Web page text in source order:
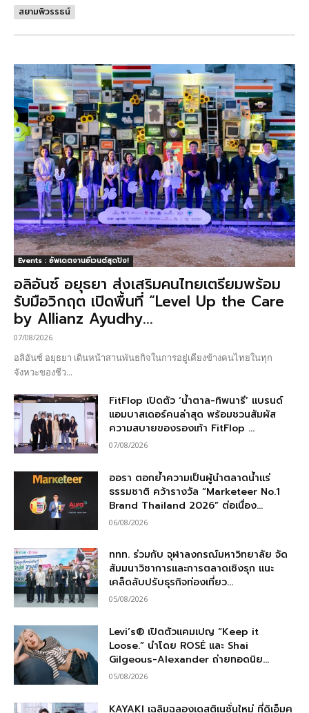
สยามพิวรรธน์
Events : อัพเดตงานอีเวนต์สุดปัง!
อลิอันซ์ อยุธยา ส่งเสริมคนไทยเตรียมพร้อม
รับมือวิกฤต เปิดพื้นที่ “Level Up the Care
by Allianz Ayudhy...
07/08/2026
อลิอันซ์ อยุธยา เดินหน้าสานพันธกิจในการอยู่เคียงข้างคนไทยในทุก
จังหวะของชีว...
FitFlop เปิดตัว ‘น้ำตาล-ทิพนารี’ แบรนด์
แอมบาสเดอร์คนล่าสุด พร้อมชวนสัมผัส
ความสบายของรองเท้า FitFlop ...
07/08/2026
ออรา ตอกย้ำความเป็นผู้นำตลาดน้ำแร่
ธรรมชาติ คว้ารางวัล “Marketeer No.1
Brand Thailand 2026” ต่อเนื่อง...
06/08/2026
ททท. ร่วมกับ จุฬาลงกรณ์มหาวิทยาลัย จัด
สัมมนาวิชาการและการตลาดเชิงรุก แนะ
เคล็ดลับปรับธุรกิจท่องเที่ยว...
05/08/2026
Levi’s® เปิดตัวแคมเปญ “Keep it
Loose.” นำโดย ROSÉ และ Shai
Gilgeous-Alexander ถ่ายทอดนิย...
05/08/2026
KAYAKI เฉลิมฉลองเดสติเนชั่นใหม่ ที่ดิเอ็มค